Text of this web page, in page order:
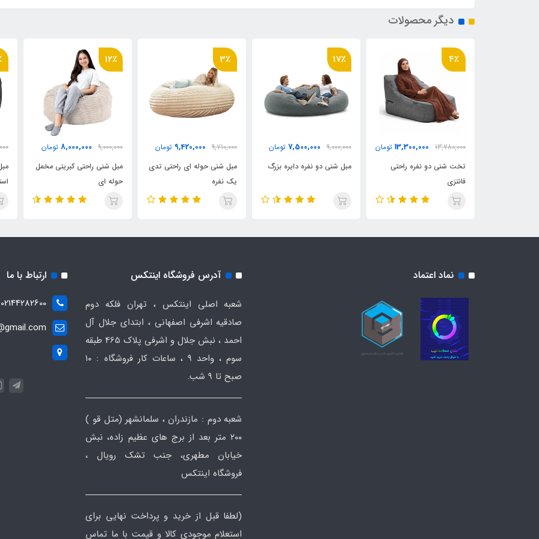
دیگر محصولات
4٪
13,780,000
13,300,000 تومان
تخت شنی دو نفره راحتی
فانتزی
17٪
9,000,000
7,500,000 تومان
مبل شنی دو نفره دایره بزرگ
3٪
9,710,000
9,420,000 تومان
مبل شنی حوله ای راحتی تدی
یک نفره
12٪
9,000,000
8,000,000 تومان
مبل شنی راحتی کبریتی مخمل
حوله ای
نماد اعتماد آدرس فروشگاه اینتکس
شعبه اصلی اینتکس ، تهران فلکه دوم
صادقیه اشرفی اصفهانی ، ابتدای جلال آل
احمد ، نبش جلال و اشرفی پلاک 465 طبقه
سوم ، واحد ۹ ، ساعات کار فروشگاه : ۱۰
صبح تا ۹ شب.
شعبه دوم : مازندران ، سلمانشهر (متل قو )
۲۰۰ متر بعد از برج های عظیم زاده، نبش
خیابان مطهری، جنب تشک رویال ،
فروشگاه اینتکس
(لطفا قبل از خرید و پرداخت نهایی برای
استعلام موجودی کالا و قیمت با ما تماس
ارتباط با ما
02144282600